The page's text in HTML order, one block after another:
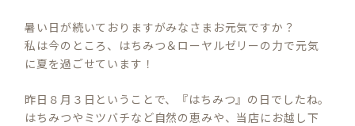
暑い日が続いておりますがみなさまお元気ですか？
私は今のところ、はちみつ＆ローヤルゼリーの力で元気
に夏を過ごせています！
昨日８月３日ということで、『はちみつ』の日でしたね。
はちみつやミツバチなど自然の恵みや、当店にお越し下